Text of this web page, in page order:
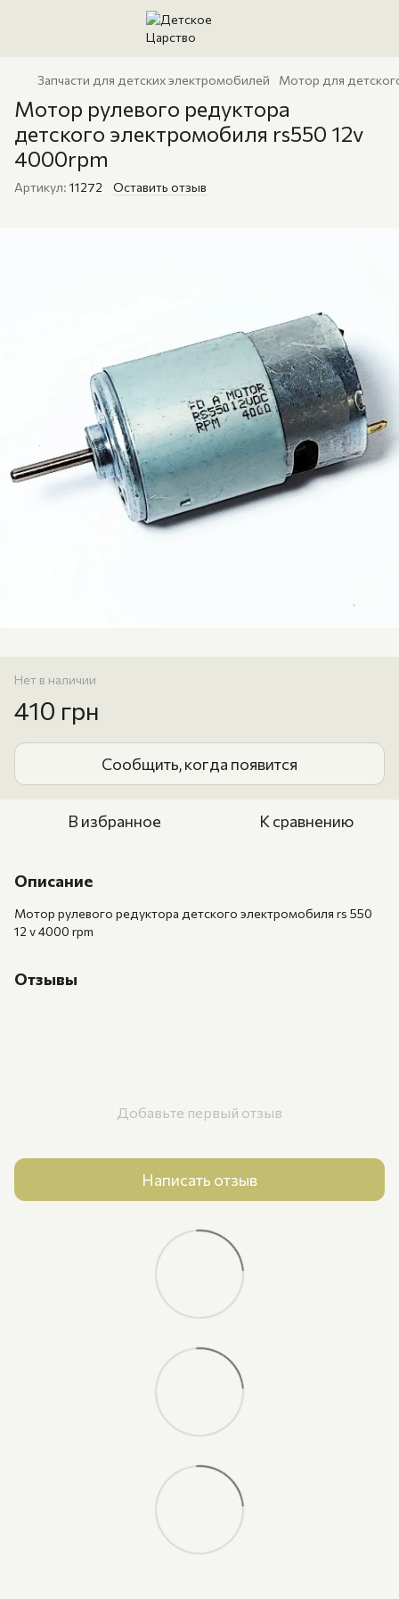
Запчасти для детских электромобилей Мотор для
Мотор рулевого редуктора
детского электромобиля rs550 12v
4000rpm
Артикул: 11272 Оставить отзыв
Нет в наличии
410 грн
Сообщить, когда появится
В избранное К сравнению
Описание
Мотор рулевого редуктора детского электромобиля rs 550
12 v 4000 rpm
Отзывы
Добавьте первый отзыв
Написать отзыв